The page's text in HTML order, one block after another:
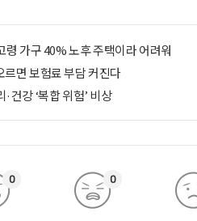
가구 40% 노후 주택이라 어려워
면 보험료 부담 커진다
건강 ‘복합 위험’ 비상
0 0